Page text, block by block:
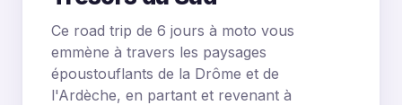
Ce road trip de 6 jours à moto vous
emmène à travers les paysages
époustouflants de la Drôme et de
l'Ardèche, en partant et revenant à